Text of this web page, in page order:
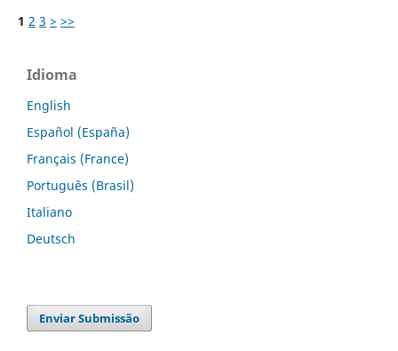
1 2 3 > >>
Idioma
English
Español (España)
Français (France)
Português (Brasil)
Italiano
Deutsch
Enviar Submissão